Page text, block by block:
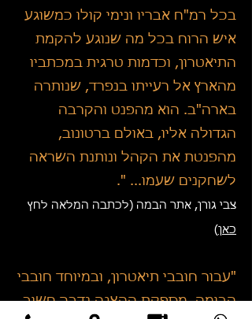
בכל רמ"ח אבריו ונימי קולו כמשוגע
איש הרוח בכל מה שנוגע להקמת
התיאטרון, וכדמות טרגית במכתביו
מהארץ אל רעייתו בנפרד, שנותרה
בארה"ב. הוא מהפנט והקרבה
הגדולה אליו, באולם ברטונוב,
מהפנטת את הקהל ונותנת השראה
לשחקנים שעמו... ".
צבי גורן, אתר הבמה (לכתבה המלאה לחץ
כאן)
"עבור חובבי תיאטרון, ובמיוחד חובבי
הבימה, מספקת ההצגה נדבך חשוב